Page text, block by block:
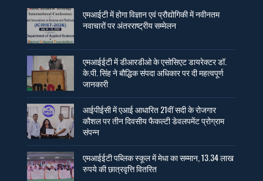
एमआईटी में होगा विज्ञान एवं प्रौद्योगिकी में नवीनतम
नवाचारों पर अंतरराष्ट्रीय सम्मेलन
एमआईईटी में डीआरडीओ के एसोसिएट डायरेक्टर डॉ.
के.पी. सिंह ने बौद्धिक संपदा अधिकार पर दी महत्वपूर्ण
जानकारी
आईपीईसी में एआई आधारित 21वीं सदी के रोजगार
कौशल पर तीन दिवसीय फैकल्टी डेवलपमेंट प्रोग्राम
संपन्न
एमआईईटी पब्लिक स्कूल में मेधा का सम्मान, 13.34 लाख
रुपये की छात्रवृत्ति वितरित